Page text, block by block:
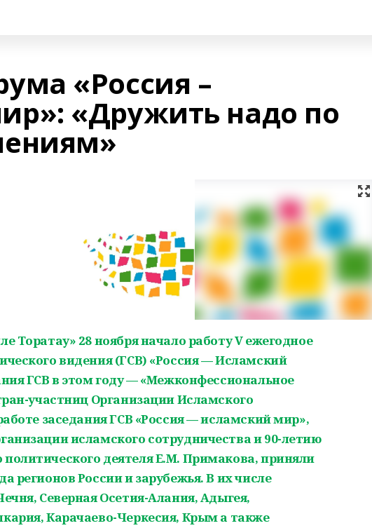
«Россия –
«Дружить надо по
Торатау» 28 ноября начало работу V ежегодное
видения (ГСВ) «Россия — Исламский
ГСВ в этом году — «Межконфессиональное
участниц Организации Исламского
заседания ГСВ «Россия — исламский мир»,
исламского сотрудничества и 90-летию
деятеля Е.М. Примакова, приняли
регионов России и зарубежья. В их числе
Северная Осетия-Алания, Адыгея,
Карачаево-Черкесия, Крым а также